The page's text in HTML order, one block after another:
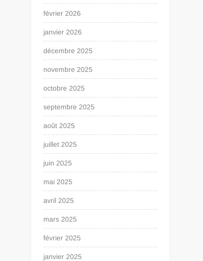
février 2026
janvier 2026
décembre 2025
novembre 2025
octobre 2025
septembre 2025
août 2025
juillet 2025
juin 2025
mai 2025
avril 2025
mars 2025
février 2025
janvier 2025